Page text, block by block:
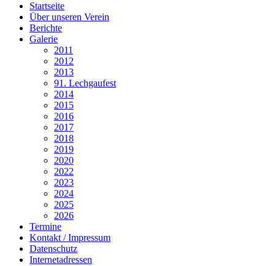
Startseite
Über unseren Verein
Berichte
Galerie
2011
2012
2013
91. Lechgaufest
2014
2015
2016
2017
2018
2019
2020
2022
2023
2024
2025
2026
Termine
Kontakt / Impressum
Datenschutz
Internetadressen